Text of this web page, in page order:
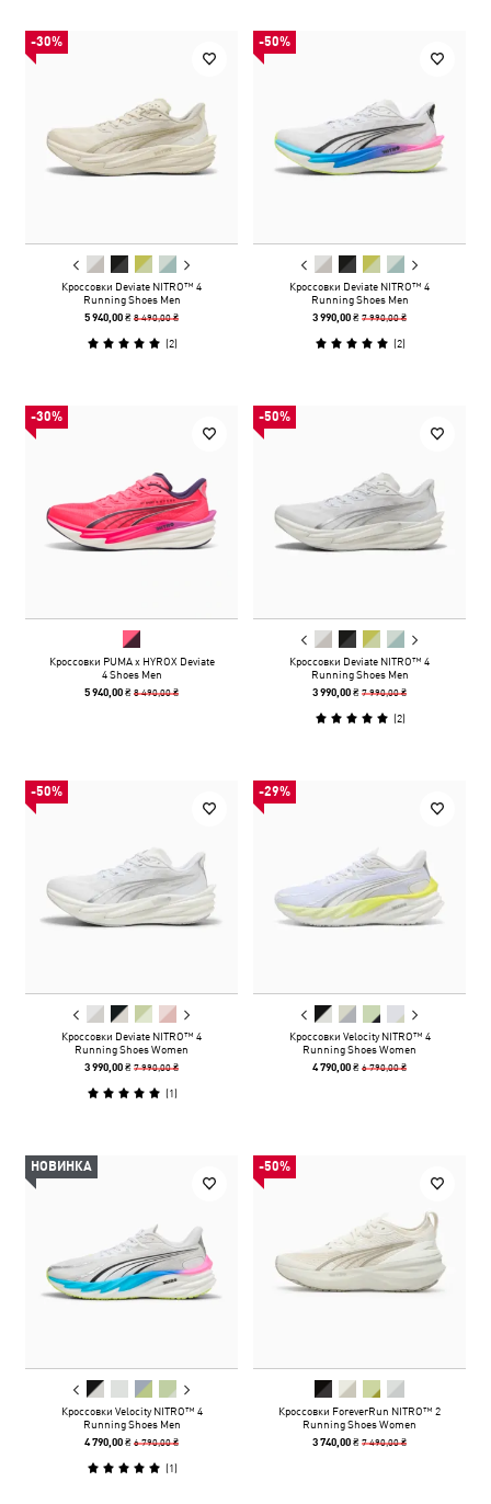
-30%
Кроссовки Deviate NITRO™ 4
Running Shoes Men
5 940,00 ₴8 490,00 ₴
(2)
-50%
Кроссовки Deviate NITRO™ 4
Running Shoes Men
3 990,00 ₴7 990,00 ₴
(2)
-30%
Кроссовки PUMA x HYROX Deviate
4 Shoes Men
5 940,00 ₴8 490,00 ₴
-50%
Кроссовки Deviate NITRO™ 4
Running Shoes Men
3 990,00 ₴7 990,00 ₴
(2)
-50%
Кроссовки Deviate NITRO™ 4
Running Shoes Women
3 990,00 ₴7 990,00 ₴
(1)
-29%
Кроссовки Velocity NITRO™ 4
Running Shoes Women
4 790,00 ₴6 790,00 ₴
НОВИНКА
Кроссовки Velocity NITRO™ 4
Running Shoes Men
4 790,00 ₴6 790,00 ₴
(1)
-50%
Кроссовки ForeverRun NITRO™ 2
Running Shoes Women
3 740,00 ₴7 490,00 ₴